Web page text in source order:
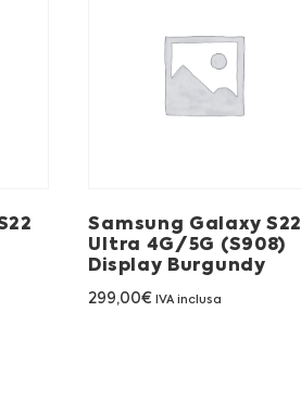
Samsung Galaxy S22
Ultra 4G/5G (S908)
Display Burgundy
299,00€ IVA inclusa